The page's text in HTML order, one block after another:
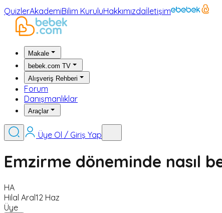
QuizlerAkademiBilim KuruluHakkımızdaİletişim
Makale
bebek.com TV
Alışveriş Rehberi
Forum
Danışmanlıklar
Araçlar
Üye Ol / Giriş Yap
Emzirme döneminde nasıl
HA
Hilal Aral12 Haz
Üye